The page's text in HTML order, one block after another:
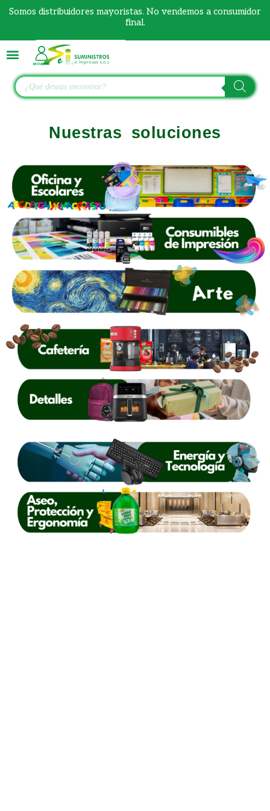
Somos distribuidores mayoristas. No vendemos a consumidor
final.
Búsqueda
de
productos
Nuestras soluciones